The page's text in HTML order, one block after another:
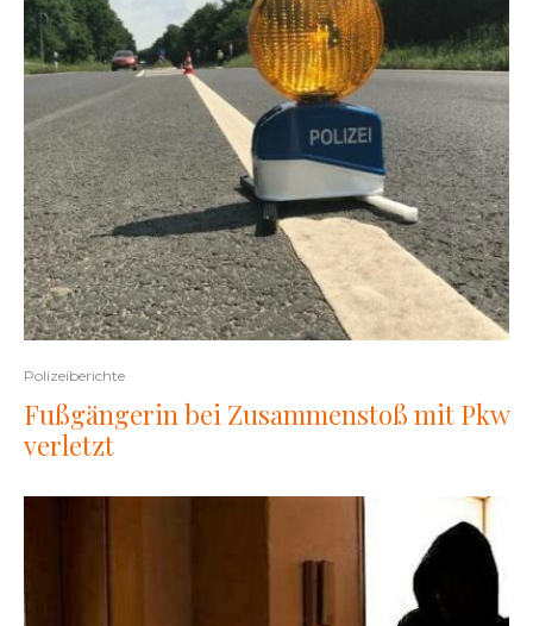
Polizeiberichte
Fußgängerin bei Zusammenstoß mit Pkw
verletzt